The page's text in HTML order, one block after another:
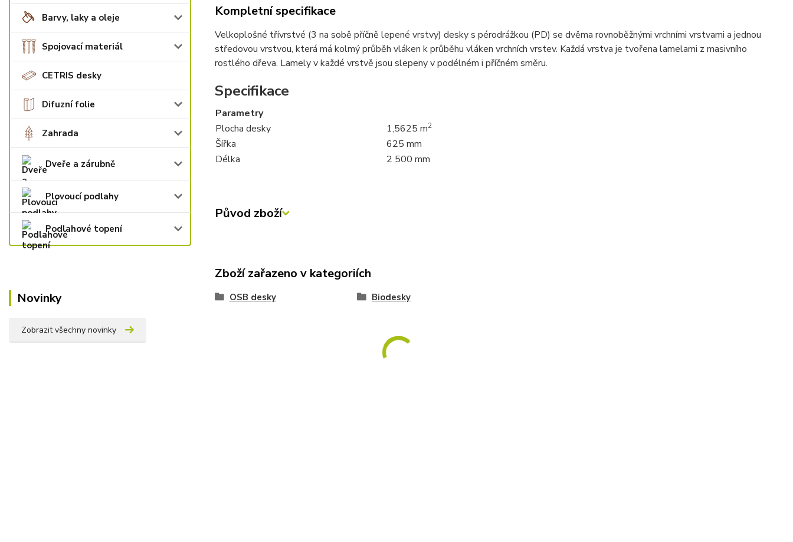
Barvy, laky a oleje
Spojovací materiál
CETRIS desky
Difuzní folie
Zahrada
Dveře a zárubně
Plovoucí podlahy
Podlahové topení
Novinky
Zobrazit všechny novinky
Kompletní specifikace
Velkoplošné třívrstvé (3 na sobě příčně lepené vrstvy) desky s pérodrážkou (PD) se dvěma rovnoběžnými vrchními vrstvami a jednou
středovou vrstvou, která má kolmý průběh vláken k průběhu vláken vrchních vrstev. Každá vrstva je tvořena lamelami z masivního
rostlého dřeva. Lamely v každé vrstvě jsou slepeny v podélném i příčném směru.
Specifikace
Parametry
Plocha desky
1,5625 m2
Šířka
625 mm
Délka
2 500 mm
Původ zboží
Zboží zařazeno v kategoriích
OSB desky Biodesky